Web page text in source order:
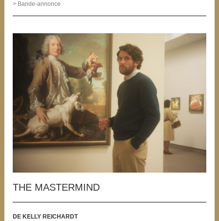
> Bande-annonce
THE MASTERMIND
DE KELLY REICHARDT